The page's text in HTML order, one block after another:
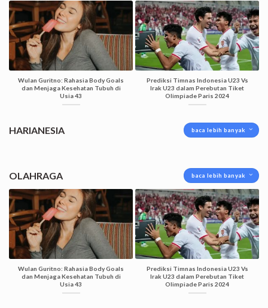
Wulan Guritno: Rahasia Body Goals
dan Menjaga Kesehatan Tubuh di
Usia 43
Prediksi Timnas Indonesia U23 Vs
Irak U23 dalam Perebutan Tiket
Olimpiade Paris 2024
HARIANESIA baca lebih banyak
OLAHRAGA baca lebih banyak
Wulan Guritno: Rahasia Body Goals
dan Menjaga Kesehatan Tubuh di
Usia 43
Prediksi Timnas Indonesia U23 Vs
Irak U23 dalam Perebutan Tiket
Olimpiade Paris 2024